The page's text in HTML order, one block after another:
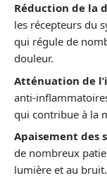
Réduction de la
les récepteurs du
qui régule de
douleur.
Atténuation de
anti-
qui contribue à la
Apaisement des
de nombreux
lumière et au